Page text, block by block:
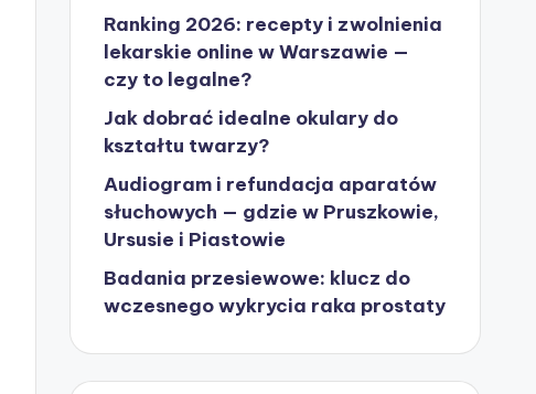
Ranking 2026: recepty i zwolnienia
lekarskie online w Warszawie —
czy to legalne?
Jak dobrać idealne okulary do
kształtu twarzy?
Audiogram i refundacja aparatów
słuchowych — gdzie w Pruszkowie,
Ursusie i Piastowie
Badania przesiewowe: klucz do
wczesnego wykrycia raka prostaty